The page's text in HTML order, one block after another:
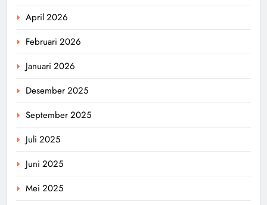
April 2026
Februari 2026
Januari 2026
Desember 2025
September 2025
Juli 2025
Juni 2025
Mei 2025